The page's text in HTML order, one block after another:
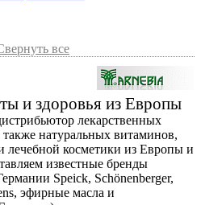
все
и здоровья из Европы
лекарственных
натуральных витаминов,
лечебной косметики из Европы и
известные бренды
Speick, Schönenberger,
эфирные масла и